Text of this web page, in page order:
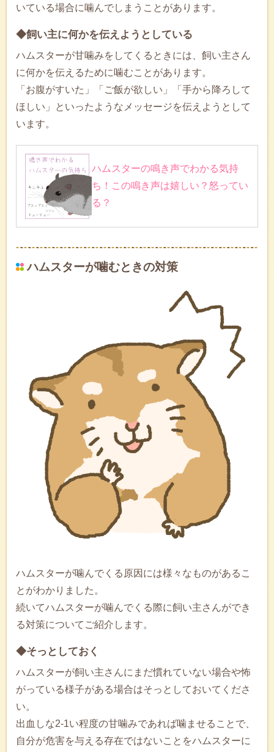
いている場合に噛んでしまうことがあります。
◆飼い主に何かを伝えようとしている
ハムスターが甘噛みをしてくるときには、飼い主さん
に何かを伝えるために噛むことがあります。
「お腹がすいた」「ご飯が欲しい」「手から降ろして
ほしい」といったようなメッセージを伝えようとして
います。
ハムスターの鳴き声でわかる気持
ち！この鳴き声は嬉しい？怒ってい
る？
ハムスターが噛むときの対策
ハムスターが噛んでくる原因には様々なものがあるこ
とがわかりました。
続いてハムスターが噛んでくる際に飼い主さんができ
る対策についてご紹介します。
◆そっとしておく
ハムスターが飼い主さんにまだ慣れていない場合や怖
がっている様子がある場合はそっとしておいてくださ
い。
出血しな2-1い程度の甘噛みであれば噛ませることで、
自分が危害を与える存在ではないことをハムスターに